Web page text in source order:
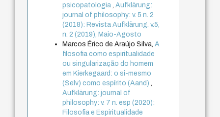
psicopatologia,Aufklärung:
journal of philosophy: v. 5 n. 2
(2018): Revista Aufklärung. v.5,
n. 2 (2019), Maio-Agosto
Marcos Érico de Araújo Silva,A
filosofia como espiritualidade
ou singularização do homem
em Kierkegaard: o si-mesmo
(Selv) como espírito (Aand),
Aufklärung: journal of
philosophy: v. 7 n. esp (2020):
Filosofia e Espiritualidade